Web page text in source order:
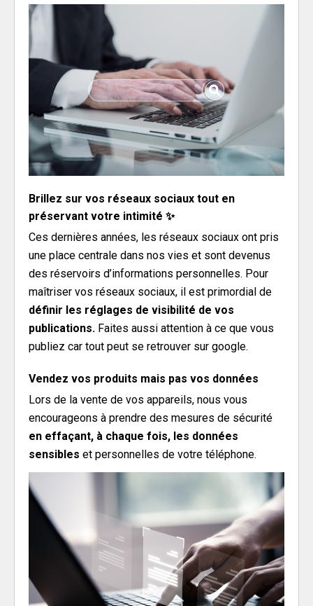
Brillez sur vos réseaux sociaux tout en
préservant votre intimité ✨
Ces dernières années, les réseaux sociaux ont pris
une place centrale dans nos vies et sont devenus
des réservoirs d’informations personnelles. Pour
maîtriser vos réseaux sociaux, il est primordial de
définir les réglages de visibilité de vos
publications. Faites aussi attention à ce que vous
publiez car tout peut se retrouver sur google.
Vendez vos produits mais pas vos données
Lors de la vente de vos appareils, nous vous
encourageons à prendre des mesures de sécurité
en effaçant, à chaque fois, les données
sensibles et personnelles de votre téléphone.